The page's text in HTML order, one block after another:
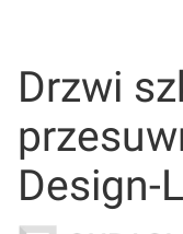
Drzwi
Design-